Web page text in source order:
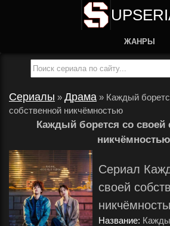
ЖАНРЫ
Сериалы » Драма » Каждый
собственной никчёмностью
Каждый борется со своей
никчёмностью
Сериал
своей
Название: